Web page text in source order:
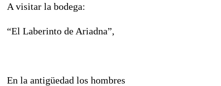
A visitar la bodega:
“El Laberinto de Ariadna”,
En la antigüedad los hombres